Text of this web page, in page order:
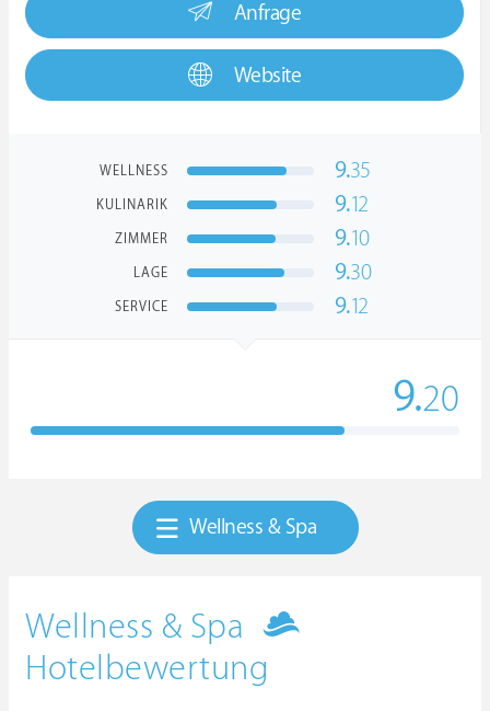
Anfrage
Website
WELLNESS 9.35
KULINARIK 9.12
ZIMMER 9.10
LAGE 9.30
SERVICE 9.12
9.20
Wellness & Spa
Wellness & Spa
Hotelbewertung